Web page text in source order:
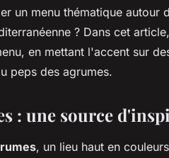
un menu thématique autour
? Dans cet
en mettant l'accent sur
peps des agrumes.
: une source
, un lieu haut en